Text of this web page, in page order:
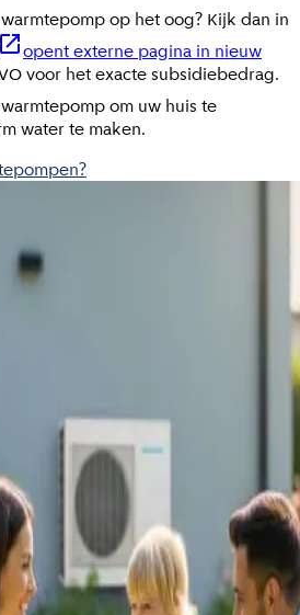
op het oog? Kijk dan in
opent externe pagina in nieuw
voor het exacte subsidiebedrag.
om uw huis te
water te maken.